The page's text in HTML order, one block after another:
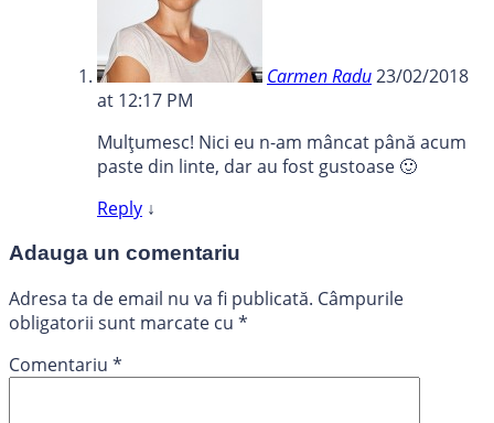
Carmen Radu23/02/2018
at 12:17 PM
Mulțumesc! Nici eu n-am mâncat până acum
paste din linte, dar au fost gustoase 🙂
Reply ↓
Adauga un comentariu
Adresa ta de email nu va fi publicată. Câmpurile
obligatorii sunt marcate cu *
Comentariu *